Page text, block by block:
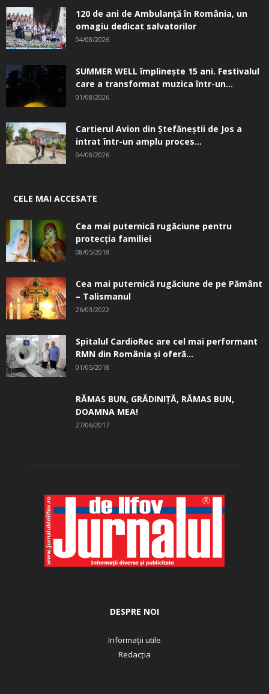
120 de ani de Ambulanță în România, un
omagiu dedicat salvatorilor
04/08/2026
SUMMER WELL împlinește 15 ani. Festivalul
care a transformat muzica într-un...
01/08/2026
Cartierul Avion din Ştefăneştii de Jos a
intrat într-un amplu proces...
04/08/2026
CELE MAI ACCESATE
Cea mai puternică rugăciune pentru
protecția familiei
08/05/2018
Cea mai puternică rugăciune de pe Pământ
– Talismanul
26/03/2022
Spitalul CardioRec are cel mai performant
RMN din România și oferă...
01/05/2018
RĂMAS BUN, GRĂDINIŢĂ, ­RĂMAS BUN,
DOAMNA MEA!
27/06/2017
DESPRE NOI
Informații utile
Redacția